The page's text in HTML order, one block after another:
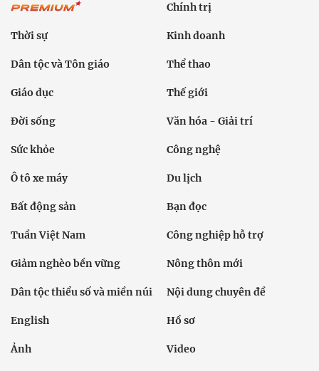
Chính trị
Thời sự Kinh doanh
Dân tộc và Tôn giáo Thể thao
Giáo dục Thế giới
Đời sống Văn hóa - Giải trí
Sức khỏe Công nghệ
Ô tô xe máy Du lịch
Bất động sản Bạn đọc
Tuần Việt Nam Công nghiệp hỗ trợ
Giảm nghèo bền vững Nông thôn mới
Dân tộc thiểu số và miền núi Nội dung chuyên đề
English Hồ sơ
Ảnh Video